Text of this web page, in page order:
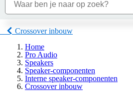
Crossover inbouw
Home
Pro Audio
Speakers
Speaker-componenten
Interne speaker-componenten
Crossover inbouw